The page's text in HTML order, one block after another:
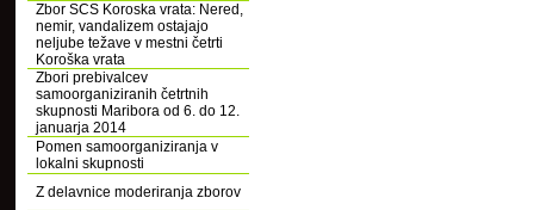
Zbor SCS Koroska vrata: Nered,
nemir, vandalizem ostajajo
neljube težave v mestni četrti
Koroška vrata
Zbori prebivalcev
samoorganiziranih četrtnih
skupnosti Maribora od 6. do 12.
januarja 2014
Pomen samoorganiziranja v
lokalni skupnosti
Z delavnice moderiranja zborov